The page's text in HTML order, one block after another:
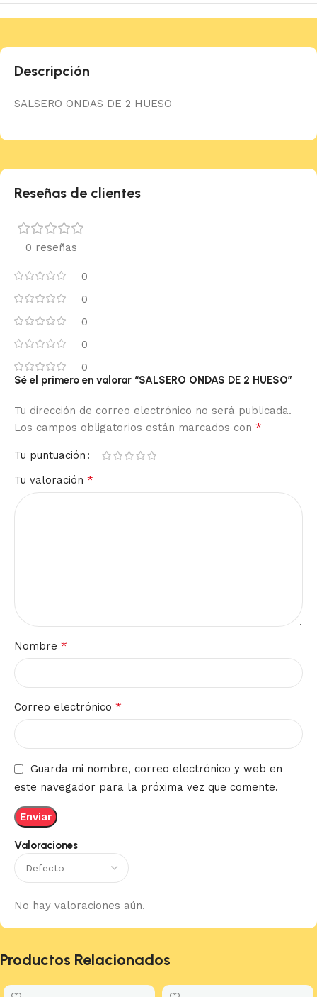
Descripción
SALSERO ONDAS DE 2 HUESO
Reseñas de clientes
0 reseñas
0
0
0
0
0
Valoraciones
No hay valoraciones aún.
Sé el primero en valorar “SALSERO ONDAS DE 2 HUESO”
Tu dirección de correo electrónico no será publicada.
Los campos obligatorios están marcados con *
Tu puntuación
Tu valoración *
Nombre *
Correo electrónico *
Guarda mi nombre, correo electrónico y web en
este navegador para la próxima vez que comente.
Productos Relacionados